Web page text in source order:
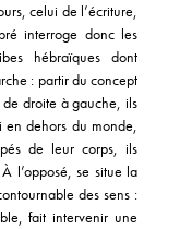
celui de l’écriture,
interroge donc les
hébraïques dont
: partir du concept
droite à gauche, ils
en dehors du monde,
de leur corps, ils
l’opposé, se situe la
des sens :
fait intervenir une